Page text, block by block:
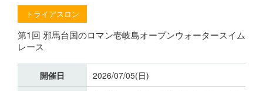
トライアスロン
第1回 邪馬台国のロマン壱岐島オープンウォータースイム
レース
開催日 2026/07/05(日)